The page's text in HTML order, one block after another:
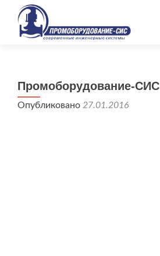
Промоборудование-СИС
Опубликовано 27.01.2016